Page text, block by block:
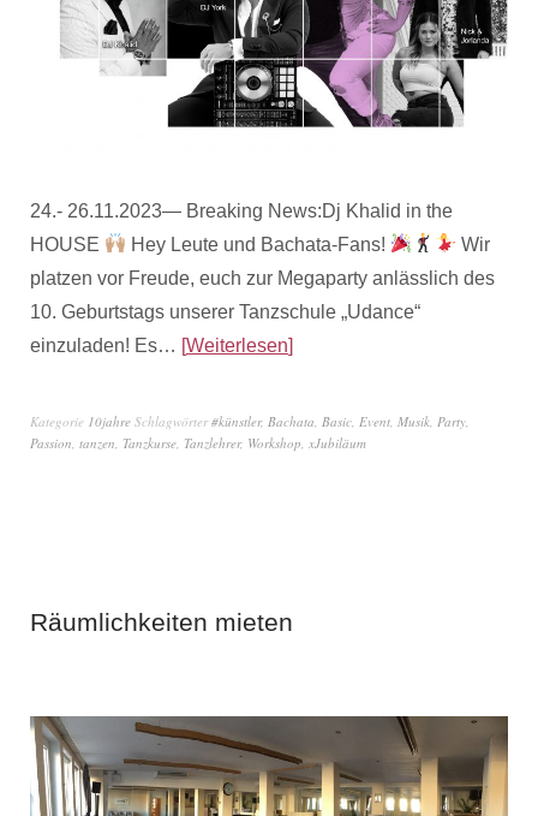
24.- 26.11.2023— Breaking News:Dj Khalid in the
HOUSE
Hey Leute und Bachata-Fans!
Wir
platzen vor Freude, euch zur Megaparty anlässlich des
10. Geburtstags unserer Tanzschule „Udance“
einzuladen! Es… Weiterlesen
Kategorie 10jahre Schlagwörter#künstler, Bachata Basic Event Musik Party
Passion tanzen Tanzkurse Tanzlehrer, Workshop xJubiläum
Räumlichkeiten mieten